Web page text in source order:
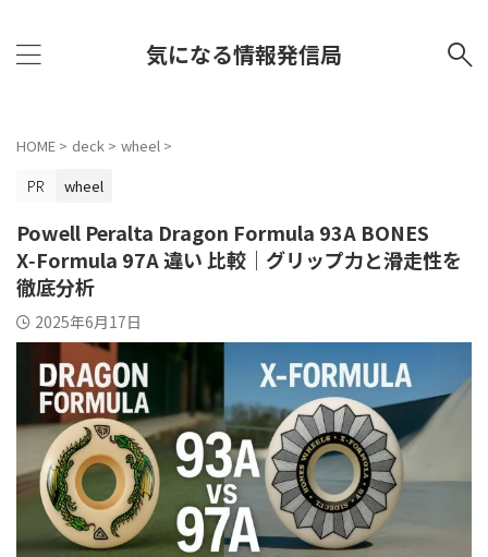
気になる情報発信局
HOME > deck > wheel >
wheel
Powell Peralta Dragon Formula 93A BONES
X‑Formula 97A 違い 比較｜グリップ力と滑走性を
徹底分析
2025年6月17日